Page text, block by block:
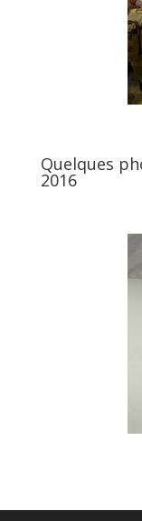
Quelques
2016